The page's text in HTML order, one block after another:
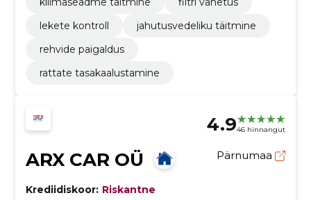
lekete kontroll
jahutusvedeliku täitmine
rehvide paigaldus
rattate tasakaalustamine
4.946 hinnangut
ARX CAR OÜ Pärnumaa
Krediidiskoor: Riskantne